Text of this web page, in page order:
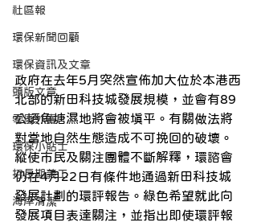
社區報
環保新聞回顧
環保資訊及文章
頭版文章
零廢外賣
環保小貼士
招長期義工
海岸清潔
政府在去年5月突然宣佈加大位於本港西
北部的新田科技城發展規模，並會有89
公頃魚塘濕地將會被填平。有關做法將
對當地自然生態造成不可挽回的破壞。
縱使市民及關注團體不斷解釋，環諮會
仍在4月22日有條件地通過新田科技城
發展計劃的環評報告。綠色希望就此向
發展項目表達關注，並指出即使環評報